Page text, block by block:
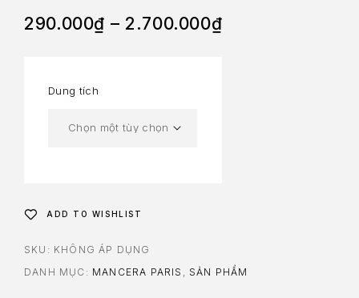
290.000₫ – 2.700.000₫
Dung tích
ADD TO WISHLIST
SKU: KHÔNG ÁP DỤNG
DANH MỤC: MANCERA PARIS SẢN PHẨM